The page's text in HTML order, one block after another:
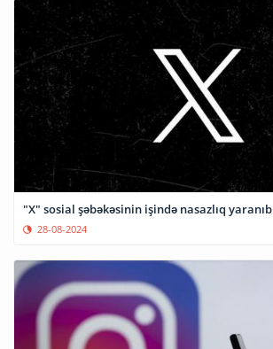
"X" sosial şəbəkəsinin işində nasazlıq yaranıb
28-08-2024